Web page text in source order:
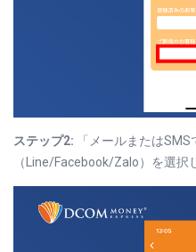
ステップ2: 「メールまたは
（Line/Facebook/Zalo）を選択